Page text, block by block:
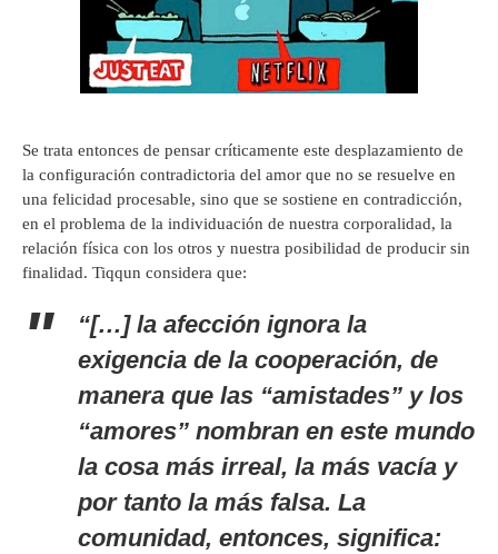
Se trata entonces de pensar críticamente este desplazamiento de
la configuración contradictoria del amor que no se resuelve en
una felicidad procesable, sino que se sostiene en contradicción,
en el problema de la individuación de nuestra corporalidad, la
relación física con los otros y nuestra posibilidad de producir sin
finalidad. Tiqqun considera que:
“[…] la afección ignora la
exigencia de la cooperación, de
manera que las “amistades” y los
“amores” nombran en este mundo
la cosa más irreal, la más vacía y
por tanto la más falsa. La
comunidad, entonces, significa: